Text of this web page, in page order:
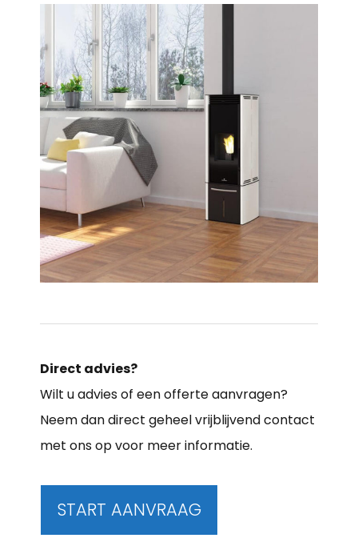
Direct advies?
Wilt u advies of een offerte aanvragen?
Neem dan direct geheel vrijblijvend contact
met ons op voor meer informatie.
START AANVRAAG